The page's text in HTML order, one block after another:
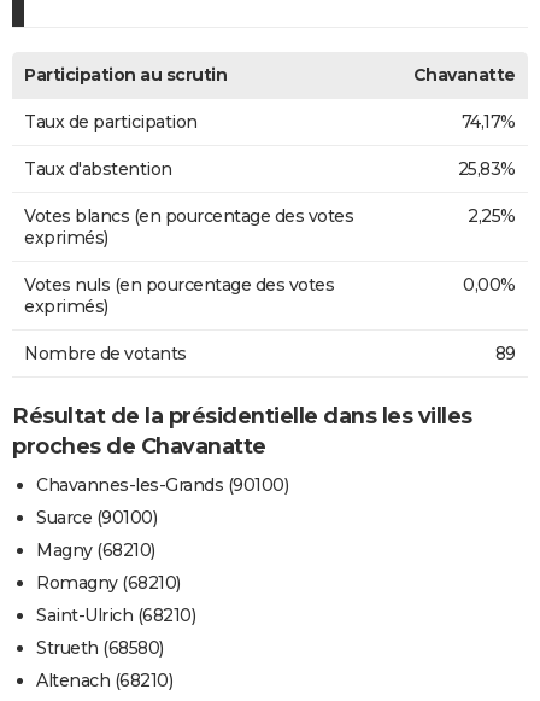
Participation au scrutin Chavanatte
Taux de participation 74,17%
Taux d'abstention 25,83%
Votes blancs (en pourcentage des votes
exprimés)
2,25%
Votes nuls (en pourcentage des votes
exprimés)
0,00%
Nombre de votants 89
Résultat de la présidentielle dans les villes
proches de Chavanatte
Chavannes-les-Grands (90100)
Suarce (90100)
Magny (68210)
Romagny (68210)
Saint-Ulrich (68210)
Strueth (68580)
Altenach (68210)